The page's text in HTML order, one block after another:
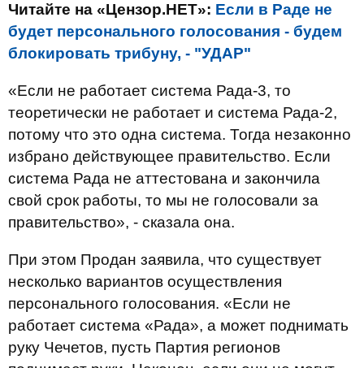
Читайте на «Цензор.НЕТ»: Если в Раде не
будет персонального голосования - будем
блокировать трибуну, - "УДАР"
«Если не работает система Рада-3, то
теоретически не работает и система Рада-2,
потому что это одна система. Тогда незаконно
избрано действующее правительство. Если
система Рада не аттестована и закончила
свой срок работы, то мы не голосовали за
правительство», - сказала она.
При этом Продан заявила, что существует
несколько вариантов осуществления
персонального голосования. «Если не
работает система «Рада», а может поднимать
руку Чечетов, пусть Партия регионов